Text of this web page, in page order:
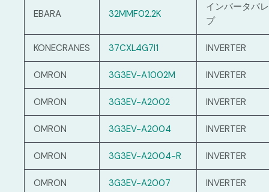
EBARA 32MMF02.2K
インバータバ
プ
KONECRANES 37CXL4G7I1 INVERTER
OMRON 3G3EV-A1002M INVERTER
OMRON 3G3EV-A2002 INVERTER
OMRON 3G3EV-A2004 INVERTER
OMRON 3G3EV-A2004-R INVERTER
OMRON 3G3EV-A2007 INVERTER